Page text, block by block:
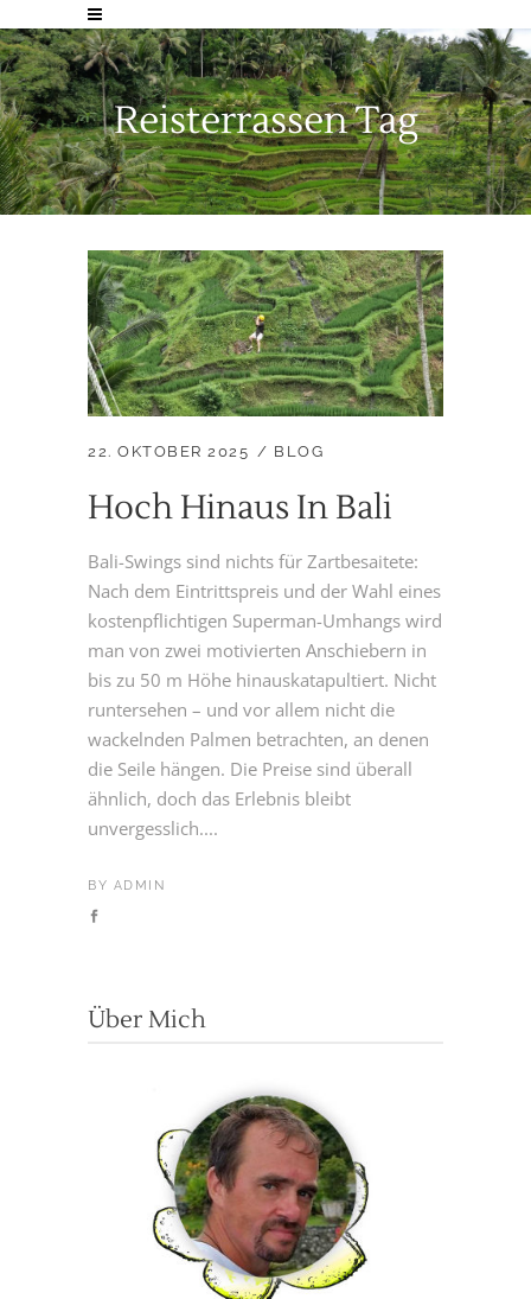
Reisterrassen Tag
22. OKTOBER 2025 BLOG
Hoch Hinaus In Bali
Bali-Swings sind nichts für Zartbesaitete:
Nach dem Eintrittspreis und der Wahl eines
kostenpflichtigen Superman-Umhangs wird
man von zwei motivierten Anschiebern in
bis zu 50 m Höhe hinauskatapultiert. Nicht
runtersehen – und vor allem nicht die
wackelnden Palmen betrachten, an denen
die Seile hängen. Die Preise sind überall
ähnlich, doch das Erlebnis bleibt
unvergesslich....
BY ADMIN
Über Mich